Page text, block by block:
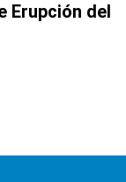
Erupción del